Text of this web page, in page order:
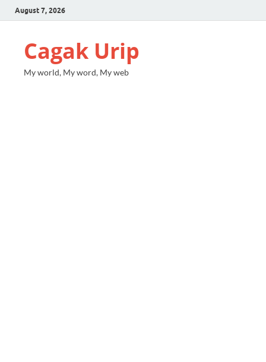
August 7, 2026
Cagak Urip
My world, My word, My web